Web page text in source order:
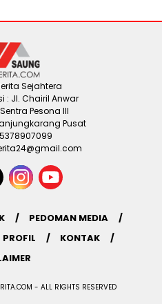
Sejahtera
: Jl. Chairil Anwar
Pesona III
Pusat
PEDOMAN MEDIA
PROFIL
KONTAK
- ALL RIGHTS RESERVED